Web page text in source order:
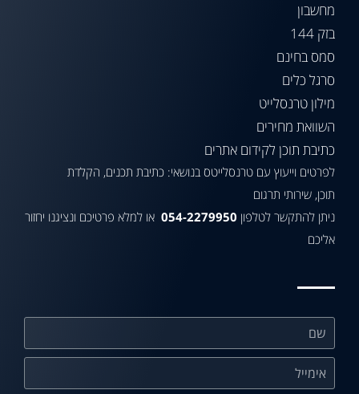
מחשבון
בזק 144
סמס בחינם
סרגל כלים
מילון טרנסלייט
השוואת מחירים
כתיבת תוכן לקידום אתרים
לפרטים וייעוץ עם טרנסלייטס בנושאי: כתיבת תכנים, הקלדת
תוכן, שירותי תרגום
ניתן להתקשר לטלפון 054-2279950 או למלא פרטיכם ונציגנו יחזור
אליכם